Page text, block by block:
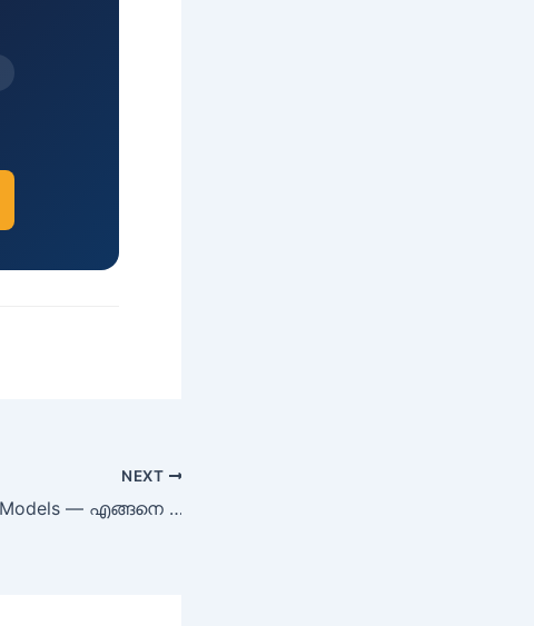
NEXT
Commission Models — എങ്ങനെ പണം കിട്ടുന്നു? | Chapter 1.3 | Affiliate Marketing Malayalam | Learnome